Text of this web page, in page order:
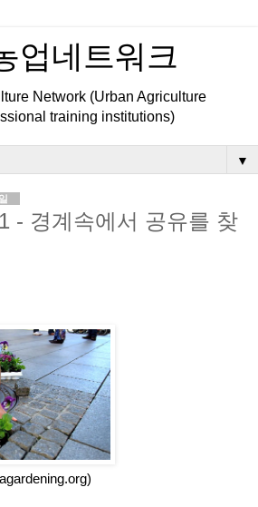
업네트워크
Network (Urban Agriculture
training institutions)
▼
- 경계속에서 공유를 찾